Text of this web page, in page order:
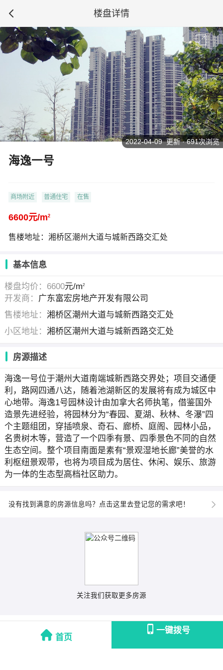
楼盘详情
海逸一号
商场附近 普通住宅 在售
6600元/m2
售楼地址：湘桥区潮州大道与城新西路交汇处
首页
一键拨号
2022-04-09 更新 · 691次浏览
基本信息
楼盘均价：6600元/m2
开发商： 广东富宏房地产开发有限公司
售楼地址： 湘桥区潮州大道与城新西路交汇处
小区地址： 湘桥区潮州大道与城新西路交汇处
房源描述
海逸一号位于潮州大道南端城新西路交界处；项目交通便
利，路网四通八达，随着池湖新区的发展将有成为城区中
心地带。海逸1号园林设计由加拿大名师执笔，借鉴国外
造景先进经验，将园林分为“春园、夏湖、秋林、冬瀑”四
个主题组团，穿插喷泉、奇石、廊桥、庭阁、园林小品，
名贵树木等，营造了一个四季有景、四季景色不同的自然
生态空间。整个项目南面是素有“景观湿地长廊”美誉的水
利枢纽景观带，也将为项目成为居住、休闲、娱乐、旅游
为一体的生态型高档社区助力。
没有找到满意的房源信息吗？点击这里去登记您的需求吧！
关注我们获取更多房源